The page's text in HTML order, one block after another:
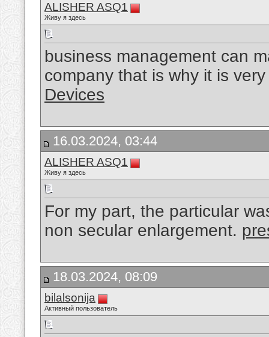
ALISHER ASQ1
Живу я здесь
business management can
company that is why it is
Devices
16.03.2024, 03:44
ALISHER ASQ1
Живу я здесь
For my part, the particular
non secular enlargement.
18.03.2024, 08:09
bilalsonija
Активный пользователь